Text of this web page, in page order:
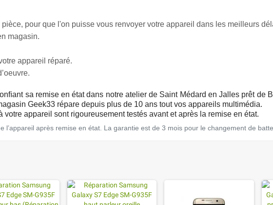
pour que l'on puisse vous renvoyer votre appareil dans les meilleurs
magasin.
appareil réparé.
sa remise en état dans notre atelier de Saint Médard en Jalles prêt de
Geek33 répare depuis plus de 10 ans tout vos appareils multimédia.
appareil sont rigoureusement testés avant et après la remise en état.
après remise en état. La garantie est de 3 mois pour le changement de